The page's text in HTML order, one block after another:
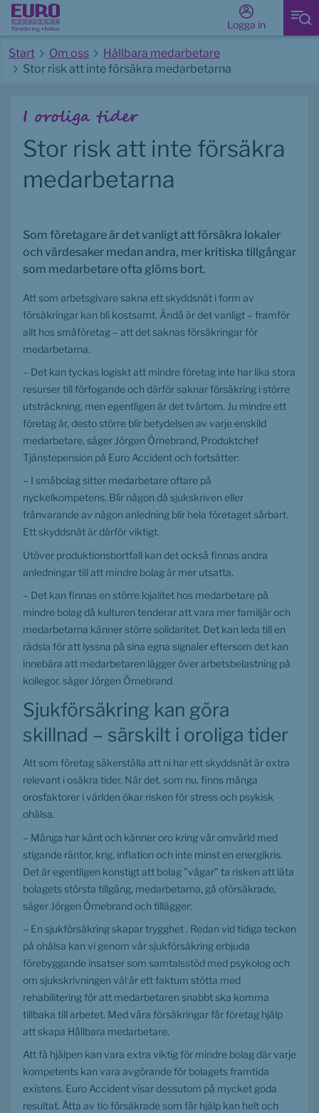
Logga in
Start Om oss
Hållbara medarbetare
Stor risk att inte försäkra medarbetarna
I oroliga tider
Stor risk att inte försäkra
medarbetarna
Som företagare är det vanligt att försäkra lokaler
och värdesaker medan andra, mer kritiska tillgångar
som medarbetare ofta glöms bort.
Att som arbetsgivare sakna ett skyddsnät i form av
försäkringar kan bli kostsamt. Ändå är det vanligt – framför
allt hos småföretag – att det saknas försäkringar för
medarbetarna.
– Det kan tyckas logiskt att mindre företag inte har lika stora
resurser till förfogande och därför saknar försäkring i större
utsträckning, men egentligen är det tvärtom. Ju mindre ett
företag är, desto större blir betydelsen av varje enskild
medarbetare, säger Jörgen Örnebrand, Produktchef
Tjänstepension på Euro Accident och fortsätter:
– I småbolag sitter medarbetare oftare på
nyckelkompetens. Blir någon då sjukskriven eller
frånvarande av någon anledning blir hela företaget sårbart.
Ett skyddsnät är därför viktigt.
Utöver produktionsbortfall kan det också finnas andra
anledningar till att mindre bolag är mer utsatta.
– Det kan finnas en större lojalitet hos medarbetare på
mindre bolag då kulturen tenderar att vara mer familjär och
medarbetarna känner större solidaritet. Det kan leda till en
rädsla för att lyssna på sina egna signaler eftersom det kan
innebära att medarbetaren lägger över arbetsbelastning på
kollegor, säger Jörgen Örnebrand.
Sjukförsäkring kan göra
skillnad – särskilt i oroliga tider
Att som företag säkerställa att ni har ett skyddsnät är extra
relevant i osäkra tider. När det, som nu, finns många
orosfaktorer i världen ökar risken för stress och psykisk
ohälsa.
– Många har känt och känner oro kring vår omvärld med
stigande räntor, krig, inflation och inte minst en energikris.
Det är egentligen konstigt att bolag ”vågar” ta risken att låta
bolagets största tillgång, medarbetarna, gå oförsäkrade,
säger Jörgen Örnebrand och tillägger:
– En sjukförsäkring skapar trygghet . Redan vid tidiga tecken
på ohälsa kan vi genom vår sjukförsäkring erbjuda
förebyggande insatser som samtalsstöd med psykolog och
om sjukskrivningen väl är ett faktum stötta med
rehabilitering för att medarbetaren snabbt ska komma
tillbaka till arbetet. Med våra försäkringar får företag hjälp
att skapa Hållbara medarbetare.
Att få hjälpen kan vara extra viktig för mindre bolag där varje
kompetents kan vara avgörande för bolagets framtida
existens. Euro Accident visar dessutom på mycket goda
resultat. Åtta av tio försäkrade som får hjälp kan helt och